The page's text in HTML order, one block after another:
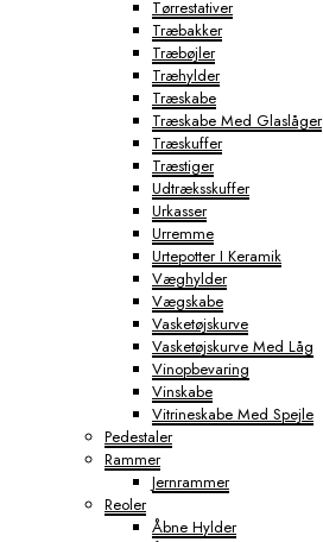
Tørrestativer
Træbakker
Træbøjler
Træhylder
Træskabe
Træskabe Med Glaslåger
Træskuffer
Træstiger
Udtræksskuffer
Urkasser
Urremme
Urtepotter I Keramik
Væghylder
Vægskabe
Vasketøjskurve
Vasketøjskurve Med Låg
Vinopbevaring
Vinskabe
Vitrineskabe Med Spejle
Pedestaler
Rammer
Jernrammer
Reoler
Åbne Hylder